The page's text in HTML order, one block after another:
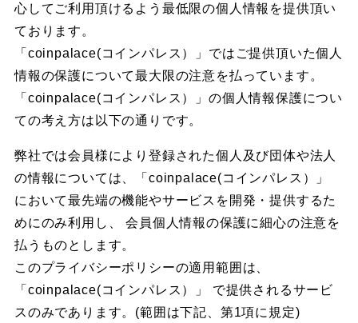
心してご利用頂けるよう最低限の個人情報を提供頂い
ております。
「coinpalace(コインパレス）」ではご提供頂いた個人
情報の保護について最大限の注意を払っています。
「coinpalace(コインパレス）」の個人情報保護につい
ての考え方は以下の通りです。
弊社では会員様により登録された個人及び団体や法人
の情報については、「coinpalace(コインパレス）」
において最先端の機能やサービスを開発・提供するた
めにのみ利用し、 会員個人情報の保護に細心の注意を
払うものとします。
このプライバシーポリシーの適用範囲は、
「coinpalace(コインパレス）」 で提供されるサービ
スのみであります。(範囲は下記、第1項に規定)